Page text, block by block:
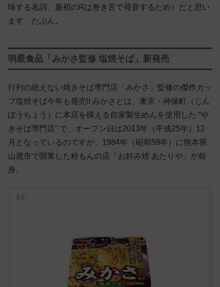
味する名詞、最初のRは巻き舌で発音するため）だと思い
ます、たぶん。
明星食品「みかさ監修 塩焼そば」新発売
行列の絶えない焼きそば専門店「みかさ」監修の傑作カッ
プ塩焼そば今年も発売!! みかさとは、東京・神保町（じん
ぼうちょう）に本店を構える自家製生めんを使用した “や
きそば専門店” で、オープン日は2013年（平成25年）12
月となっているのですが、1984年（昭和59年）に熊本県
山鹿市で開業した粉もんの店「お好み焼 あたりや」が前
身。